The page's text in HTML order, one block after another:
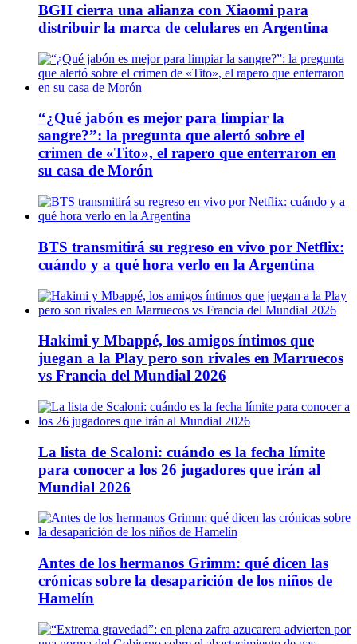
BGH cierra una alianza con Xiaomi para
distribuir la marca de celulares en Argentina
“¿Qué jabón es mejor para limpiar la
sangre?”: la pregunta que alertó sobre el
crimen de «Tito», el rapero que enterraron en
su casa de Morón
BTS transmitirá su regreso en vivo por Netflix:
cuándo y a qué hora verlo en la Argentina
Hakimi y Mbappé, los amigos íntimos que
juegan a la Play pero son rivales en Marruecos
vs Francia del Mundial 2026
La lista de Scaloni: cuándo es la fecha límite
para conocer a los 26 jugadores que irán al
Mundial 2026
Antes de los hermanos Grimm: qué dicen las
crónicas sobre la desaparición de los niños de
Hamelín